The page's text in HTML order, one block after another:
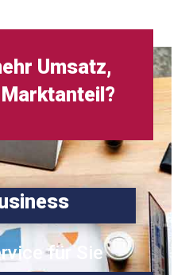
Umsatz,
für Sie